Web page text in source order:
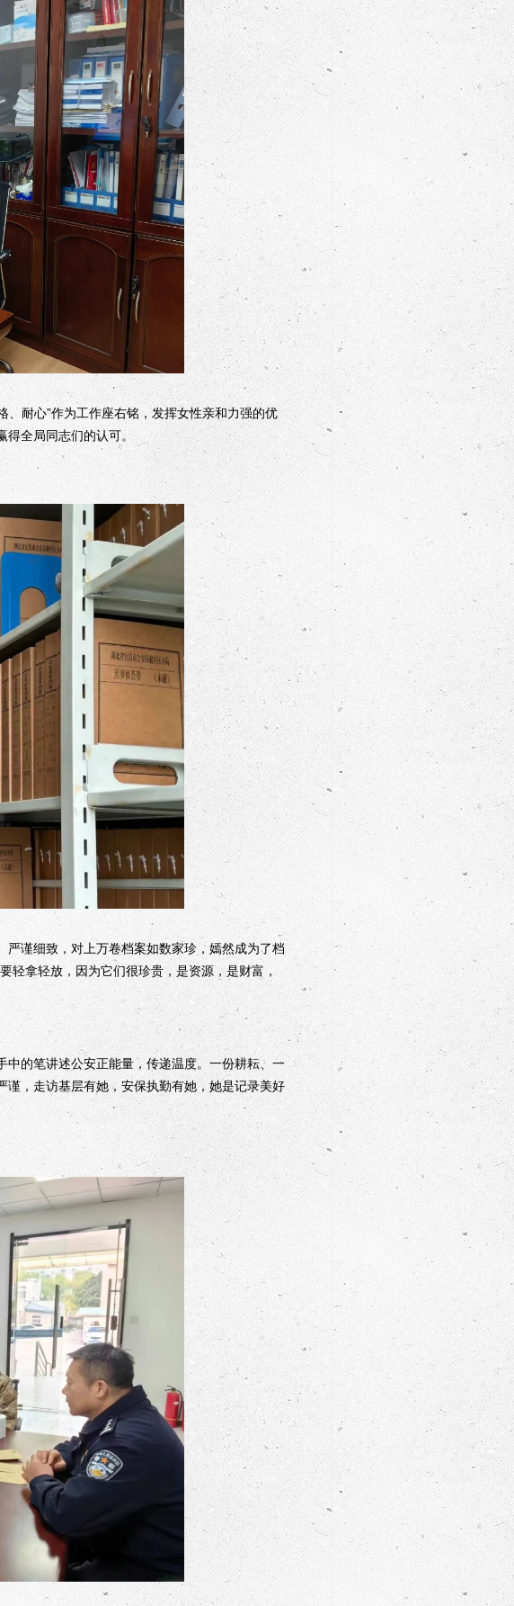
耐心”作为工作座右铭，发挥女性亲和力强的优
得全局同志们的认可。
谨细致，对上万卷档案如数家珍，嫣然成为了档
轻拿轻放，因为它们很珍贵，是资源，是财富，
的笔讲述公安正能量，传递温度。一份耕耘、一
，走访基层有她，安保执勤有她，她是记录美好